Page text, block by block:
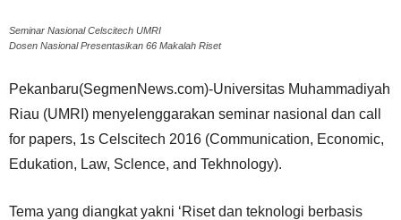
Seminar Nasional Celscitech UMRI
Dosen Nasional Presentasikan 66 Makalah Riset
Pekanbaru(SegmenNews.com)-Universitas Muhammadiyah
Riau (UMRI) menyelenggarakan seminar nasional dan call
for papers, 1s Celscitech 2016 (Communication, Economic,
Edukation, Law, Sclence, and Tekhnology).
Tema yang diangkat yakni ‘Riset dan teknologi berbasis